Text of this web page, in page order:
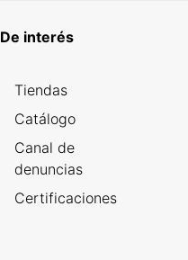
De interés
Tiendas
Catálogo
Canal de
denuncias
Certificaciones